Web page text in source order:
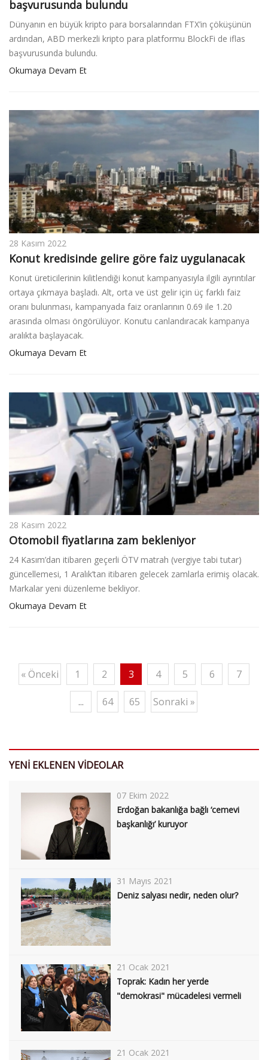
başvurusunda bulundu
Dünyanın en büyük kripto para borsalarından FTX’in çöküşünün
ardından, ABD merkezli kripto para platformu BlockFi de iflas
başvurusunda bulundu.
Okumaya Devam Et
28 Kasım 2022
Konut kredisinde gelire göre faiz uygulanacak
Konut üreticilerinin kilitlendiği konut kampanyasıyla ilgili ayrıntılar
ortaya çıkmaya başladı. Alt, orta ve üst gelir için üç farklı faiz
oranı bulunması, kampanyada faiz oranlarının 0.69 ile 1.20
arasında olması öngörülüyor. Konutu canlandıracak kampanya
aralıkta başlayacak.
Okumaya Devam Et
28 Kasım 2022
Otomobil fiyatlarına zam bekleniyor
24 Kasım’dan itibaren geçerli ÖTV matrah (vergiye tabi tutar)
güncellemesi, 1 Aralık’tan itibaren gelecek zamlarla erimiş olacak.
Markalar yeni düzenleme bekliyor.
Okumaya Devam Et
« Önceki 1 2 3 4 5 6 7
... 64 65 Sonraki »
YENİ EKLENEN VİDEOLAR
07 Ekim 2022
Erdoğan bakanlığa bağlı ‘cemevi
başkanlığı’ kuruyor
31 Mayıs 2021
Deniz salyası nedir, neden olur?
21 Ocak 2021
Toprak: Kadın her yerde
"demokrasi" mücadelesi vermeli
21 Ocak 2021